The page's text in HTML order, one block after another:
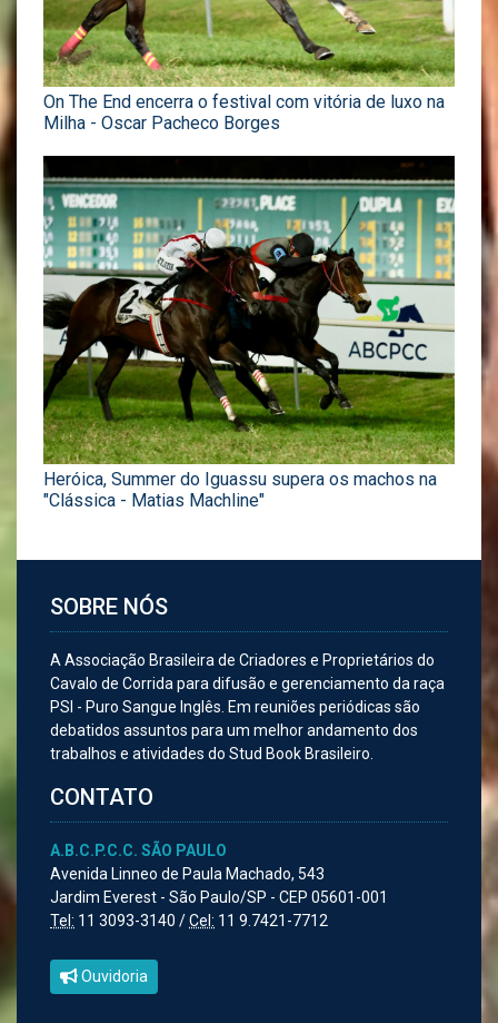
On The End encerra o festival com vitória de luxo na
Milha - Oscar Pacheco Borges
Heróica, Summer do Iguassu supera os machos na
"Clássica - Matias Machline"
SOBRE NÓS
A Associação Brasileira de Criadores e Proprietários do
Cavalo de Corrida para difusão e gerenciamento da raça
PSI - Puro Sangue Inglês. Em reuniões periódicas são
debatidos assuntos para um melhor andamento dos
trabalhos e atividades do Stud Book Brasileiro.
CONTATO
A.B.C.P.C.C. SÃO PAULO
Avenida Linneo de Paula Machado, 543
Jardim Everest - São Paulo/SP - CEP 05601-001
Tel: 11 3093-3140 /Cel: 11 9.7421-7712
Ouvidoria